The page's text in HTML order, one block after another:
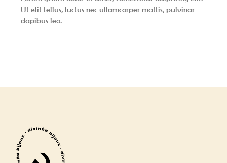
Ut elit tellus, luctus nec ullamcorper mattis, pulvinar
dapibus leo.